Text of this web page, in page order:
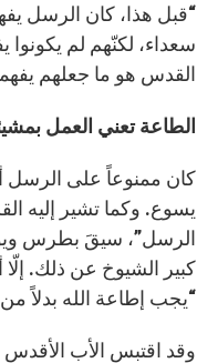
“قبل هذا، كان الرسل
سعداء، لكنّهم لم
القدس هو ما جعلهم
الطاعة تعني العمل
كان ممنوعاً على الرسل
يسوع. وكما تشير إليه
الرسل”، سيقَ بطرس
كبير الشيوخ عن ذلك.
“يجب إطاعة الله بدلاً
وقد اقتبس الأب الأقدس